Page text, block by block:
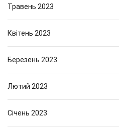
Травень 2023
Квітень 2023
Березень 2023
Лютий 2023
Січень 2023